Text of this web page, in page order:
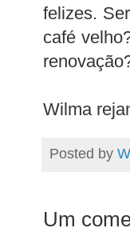
felizes.
café
Wilma
Posted by
Um